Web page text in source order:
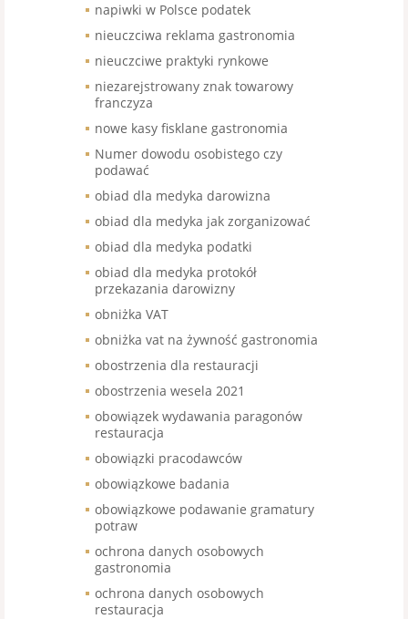
napiwki w Polsce podatek
nieuczciwa reklama gastronomia
nieuczciwe praktyki rynkowe
niezarejstrowany znak towarowy
franczyza
nowe kasy fisklane gastronomia
Numer dowodu osobistego czy
podawać
obiad dla medyka darowizna
obiad dla medyka jak zorganizować
obiad dla medyka podatki
obiad dla medyka protokół
przekazania darowizny
obniżka VAT
obniżka vat na żywność gastronomia
obostrzenia dla restauracji
obostrzenia wesela 2021
obowiązek wydawania paragonów
restauracja
obowiązki pracodawców
obowiązkowe badania
obowiązkowe podawanie gramatury
potraw
ochrona danych osobowych
gastronomia
ochrona danych osobowych
restauracja